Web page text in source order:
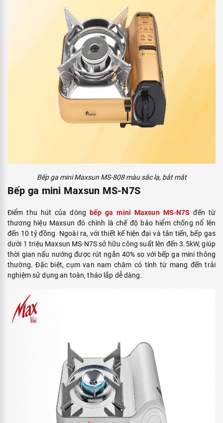
Bếp ga mini Maxsun MS-808 màu sắc lạ, bắt mắt
Bếp ga mini Maxsun MS-N7S
Điểm thu hút của dòng bếp ga mini Maxsun MS-N7S đến từ
thương hiệu Maxsun đó chính là chế độ bảo hiểm chống nổ lên
đến 10 tỷ đồng. Ngoài ra, với thiết kế hiện đại và tân tiến, bếp gas
dưới 1 triệu Maxsun MS-N7S sở hữu công suất lên đến 3.5kW, giúp
thời gian nấu nướng được rút ngắn 40% so với bếp ga mini thông
thường. Đặc biệt, cụm van nam châm có tính từ mang đến trải
nghiệm sử dụng an toàn, tháo lắp dễ dàng.